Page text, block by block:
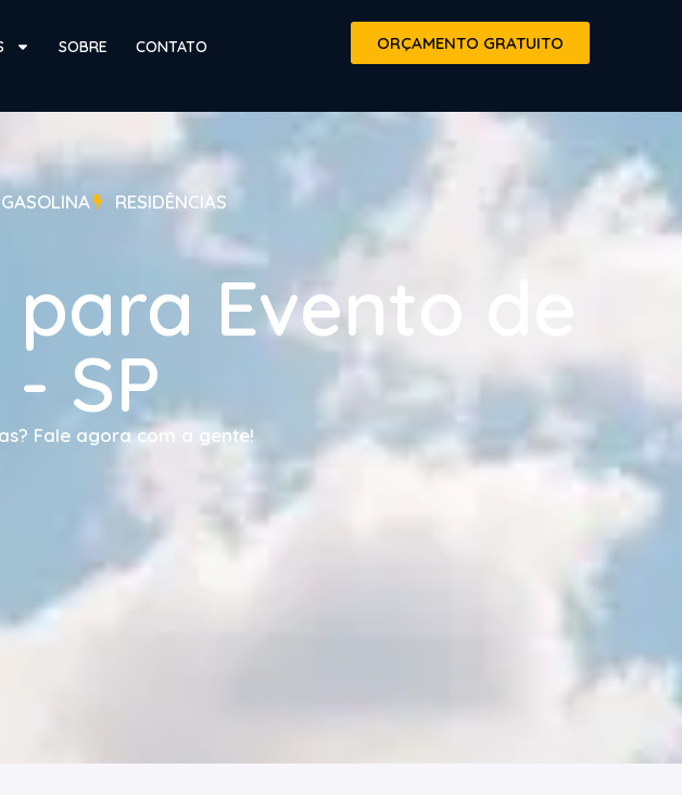
SOBRE CONTATO ORÇAMENTO GRATUITO
RESIDÊNCIAS
Evento de
SP
Fale agora com a gente!